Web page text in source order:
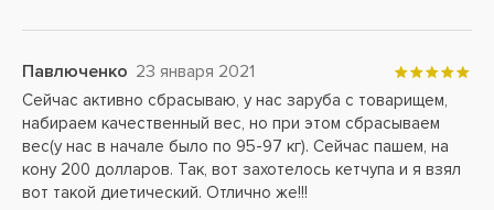
Павлюченко 23 января 2021
Сейчас активно сбрасываю, у нас заруба с товарищем,
набираем качественный вес, но при этом сбрасываем
вес(у нас в начале было по 95-97 кг). Сейчас пашем, на
кону 200 долларов. Так, вот захотелось кетчупа и я взял
вот такой диетический. Отлично же!!!